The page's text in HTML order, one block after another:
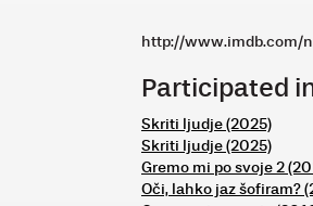
http://www.imdb.com/
Participated
Skriti ljudje (2025)
Skriti ljudje (2025)
Gremo mi po svoje 2
Oči, lahko jaz šofiram?